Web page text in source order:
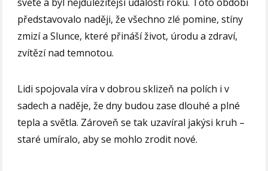
představovalo naději, že všechno zlé pomine, stíny
zmizí a Slunce, které přináší život, úrodu a zdraví,
zvítězí nad temnotou.
Lidi spojovala víra v dobrou sklizeň na polích i v
sadech a naděje, že dny budou zase dlouhé a plné
tepla a světla. Zároveň se tak uzavíral jakýsi kruh –
staré umíralo, aby se mohlo zrodit nové.